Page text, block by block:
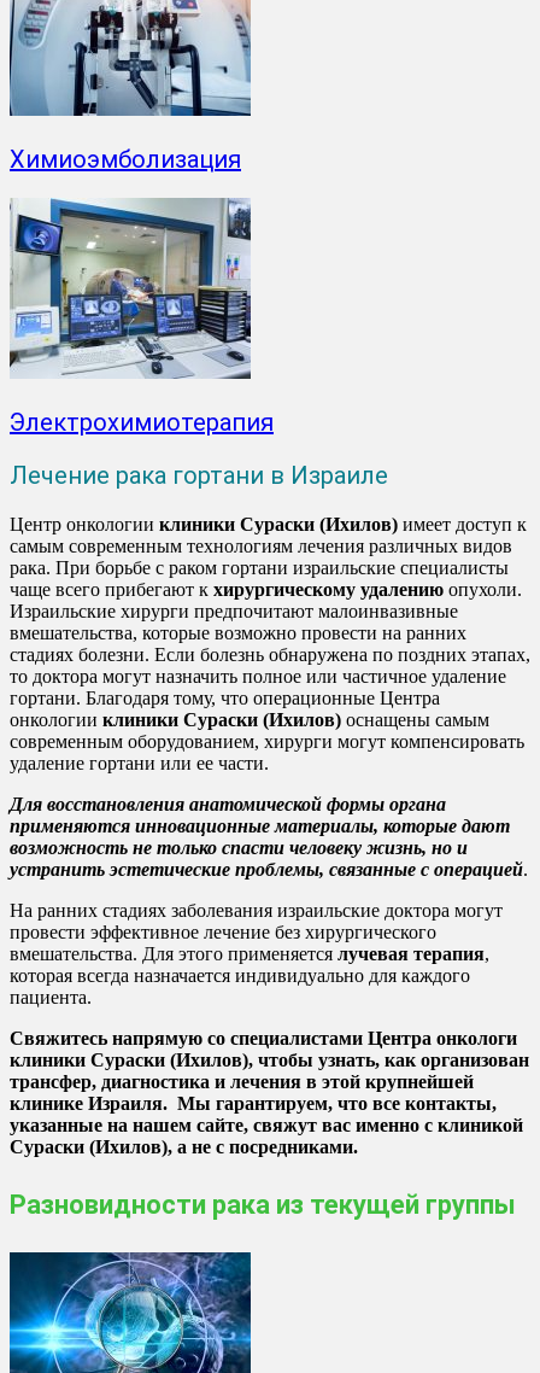
Химиоэмболизация
Электрохимиотерапия
Лечение рака гортани в Израиле
Центр онкологии клиники Сураски (Ихилов) имеет доступ к
самым современным технологиям лечения различных видов
рака. При борьбе с раком гортани израильские специалисты
чаще всего прибегают к хирургическому удалению опухоли.
Израильские хирурги предпочитают малоинвазивные
вмешательства, которые возможно провести на ранних
стадиях болезни. Если болезнь обнаружена по поздних этапах,
то доктора могут назначить полное или частичное удаление
гортани. Благодаря тому, что операционные Центра
онкологии клиники Сураски (Ихилов) оснащены самым
современным оборудованием, хирурги могут компенсировать
удаление гортани или ее части.
Для восстановления анатомической формы органа
применяются инновационные материалы, которые дают
возможность не только спасти человеку жизнь, но и
устранить эстетические проблемы, связанные с операцией.
На ранних стадиях заболевания израильские доктора могут
провести эффективное лечение без хирургического
вмешательства. Для этого применяется лучевая терапия,
которая всегда назначается индивидуально для каждого
пациента.
Свяжитесь напрямую со специалистами Центра онкологи
клиники Сураски (Ихилов), чтобы узнать, как организован
трансфер, диагностика и лечения в этой крупнейшей
клинике Израиля. Мы гарантируем, что все контакты,
указанные на нашем сайте, свяжут вас именно с клиникой
Сураски (Ихилов), а не с посредниками.
Разновидности рака из текущей группы